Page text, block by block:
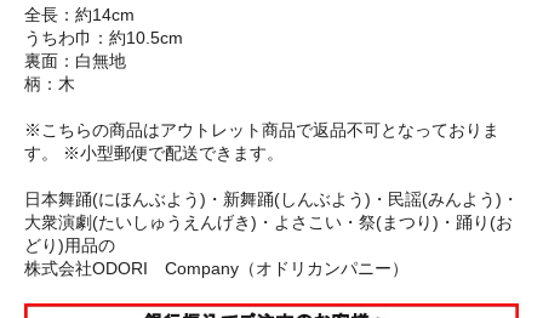
全長：約14cm
うちわ巾：約10.5cm
裏面：白無地
柄：木
※こちらの商品はアウトレット商品で返品不可となっておりま
す。 ※小型郵便で配送できます。
日本舞踊(にほんぶよう)・新舞踊(しんぶよう)・民謡(みんよう)・
大衆演劇(たいしゅうえんげき)・よさこい・祭(まつり)・踊り(お
どり)用品の
株式会社ODORI Company（オドリカンパニー）